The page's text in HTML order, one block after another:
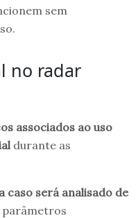
sem
no radar
associados ao uso
durante as
caso será analisado de
parâmetros